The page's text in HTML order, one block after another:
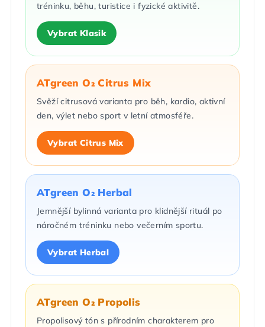
tréninku, běhu, turistice i fyzické aktivitě.
Vybrat Klasik
ATgreen O₂ Citrus Mix
Svěží citrusová varianta pro běh, kardio, aktivní
den, výlet nebo sport v letní atmosféře.
Vybrat Citrus Mix
ATgreen O₂ Herbal
Jemnější bylinná varianta pro klidnější rituál po
náročném tréninku nebo večerním sportu.
Vybrat Herbal
ATgreen O₂ Propolis
Propolisový tón s přírodním charakterem pro